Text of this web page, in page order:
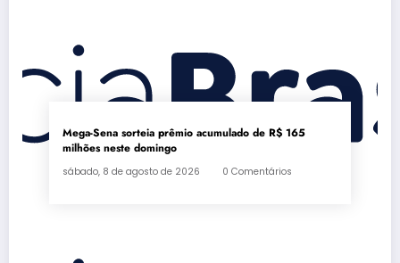
Mega-Sena sorteia prêmio acumulado de R$ 165
milhões neste domingo
sábado, 8 de agosto de 2026 0 Comentários